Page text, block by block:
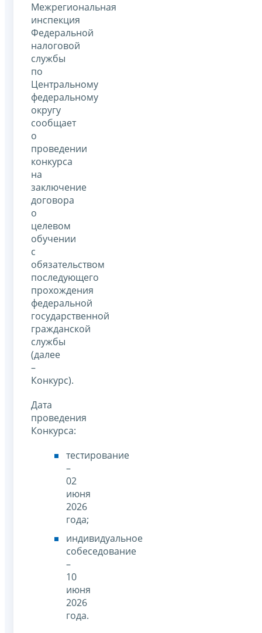
Межрегиональная
инспекция
Федеральной
налоговой
службы
по
Центральному
федеральному
округу
сообщает
о
проведении
конкурса
на
заключение
договора
о
целевом
обучении
с
обязательством
последующего
прохождения
федеральной
государственной
гражданской
службы
(далее
–
Конкурс).
Дата
проведения
Конкурса:
тестирование
–
02
июня
2026
года;
индивидуальное
собеседование
–
10
июня
2026
года.